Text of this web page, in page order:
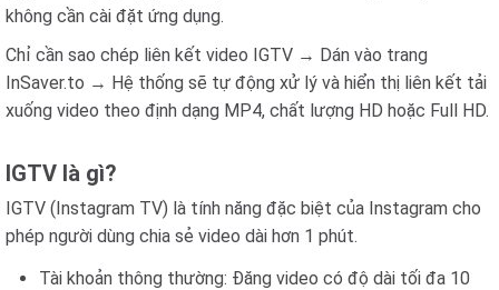
không cần cài đặt ứng dụng.
Chỉ cần sao chép liên kết video IGTV → Dán vào trang
InSaver.to → Hệ thống sẽ tự động xử lý và hiển thị liên kết tải
xuống video theo định dạng MP4, chất lượng HD hoặc Full HD.
IGTV là gì?
IGTV (Instagram TV) là tính năng đặc biệt của Instagram cho
phép người dùng chia sẻ video dài hơn 1 phút.
Tài khoản thông thường: Đăng video có độ dài tối đa 10